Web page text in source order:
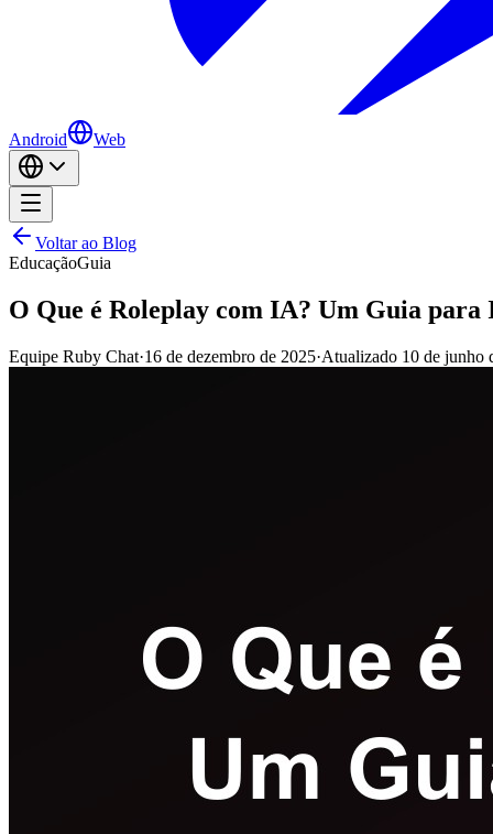
Android Web
Voltar ao Blog
EducaçãoGuia
O Que é Roleplay com IA? Um Guia para
Equipe Ruby Chat·16 de dezembro de 2025·Atualizado 10 de junho